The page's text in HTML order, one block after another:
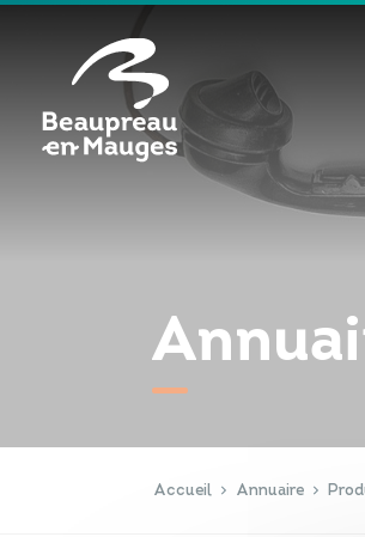
Accueil Annuaire
Cookies management panel